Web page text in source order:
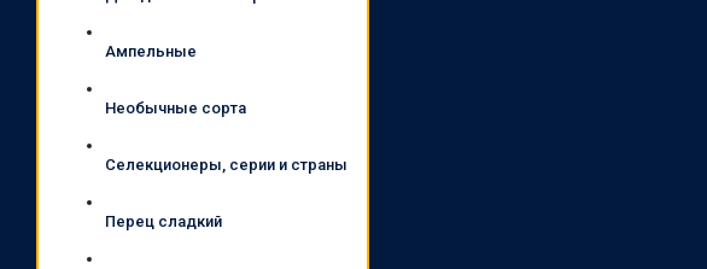
Ампельные
Необычные сорта
Селекционеры, серии и страны
Перец сладкий